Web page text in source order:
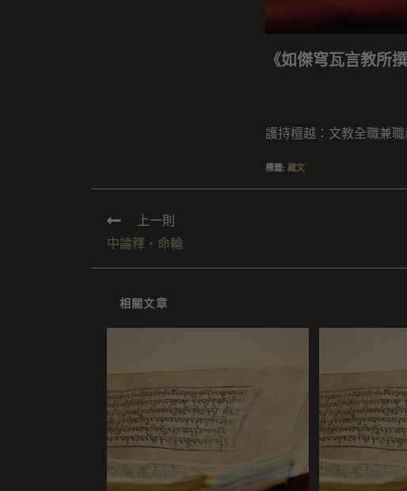
《如傑穹瓦言教所
護持檀越：文教全職兼職
標籤: 藏文
上一則
中論釋・命輪
相關文章